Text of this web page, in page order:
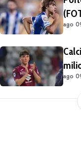
ago
ago